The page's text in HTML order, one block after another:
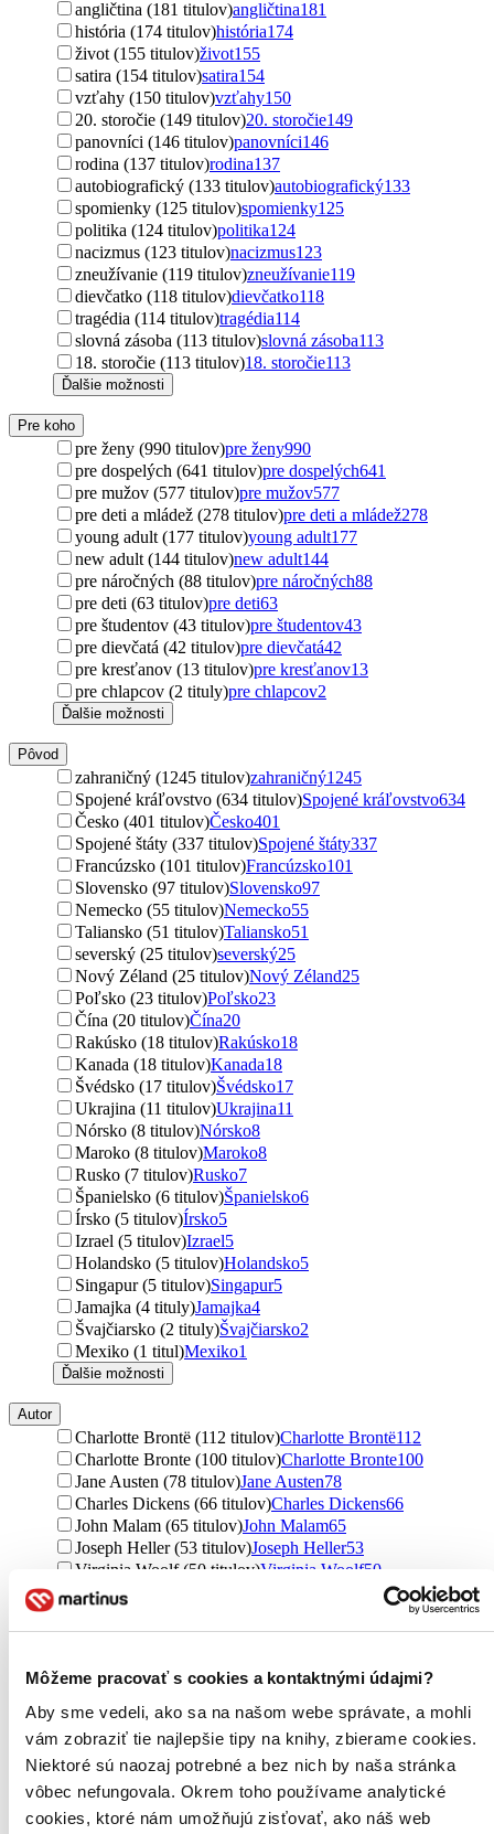
Môžeme pracovať s cookies a kontaktnými údajmi?
Aby sme vedeli, ako sa na našom webe správate, a mohli
vám zobraziť tie najlepšie tipy na knihy, zbierame cookies.
Niektoré sú naozaj potrebné a bez nich by naša stránka
vôbec nefungovala. Okrem toho používame analytické
cookies, ktoré nám umožňujú zisťovať, ako náš web
angličtina (181 titulov)angličtina181
história (174 titulov)história174
život (155 titulov)život155
satira (154 titulov)satira154
vzťahy (150 titulov)vzťahy150
20. storočie (149 titulov)20. storočie149
panovníci (146 titulov)panovníci146
rodina (137 titulov)rodina137
autobiografický (133 titulov)autobiografický133
spomienky (125 titulov)spomienky125
politika (124 titulov)politika124
nacizmus (123 titulov)nacizmus123
zneužívanie (119 titulov)zneužívanie119
dievčatko (118 titulov)dievčatko118
tragédia (114 titulov)tragédia114
slovná zásoba (113 titulov)slovná zásoba113
18. storočie (113 titulov)18. storočie113
Ďalšie možnosti
Pre koho
pre ženy (990 titulov)pre ženy990
pre dospelých (641 titulov)pre dospelých641
pre mužov (577 titulov)pre mužov577
pre deti a mládež (278 titulov)pre deti a mládež278
young adult (177 titulov)young adult177
new adult (144 titulov)new adult144
pre náročných (88 titulov)pre náročných88
pre deti (63 titulov)pre deti63
pre študentov (43 titulov)pre študentov43
pre dievčatá (42 titulov)pre dievčatá42
pre kresťanov (13 titulov)pre kresťanov13
pre chlapcov (2 tituly)pre chlapcov2
Ďalšie možnosti
Pôvod
zahraničný (1245 titulov)zahraničný1245
Spojené kráľovstvo (634 titulov)Spojené kráľovstvo634
Česko (401 titulov)Česko401
Spojené štáty (337 titulov)Spojené štáty337
Francúzsko (101 titulov)Francúzsko101
Slovensko (97 titulov)Slovensko97
Nemecko (55 titulov)Nemecko55
Taliansko (51 titulov)Taliansko51
severský (25 titulov)severský25
Nový Zéland (25 titulov)Nový Zéland25
Poľsko (23 titulov)Poľsko23
Čína (20 titulov)Čína20
Rakúsko (18 titulov)Rakúsko18
Kanada (18 titulov)Kanada18
Švédsko (17 titulov)Švédsko17
Ukrajina (11 titulov)Ukrajina11
Nórsko (8 titulov)Nórsko8
Maroko (8 titulov)Maroko8
Rusko (7 titulov)Rusko7
Španielsko (6 titulov)Španielsko6
Írsko (5 titulov)Írsko5
Izrael (5 titulov)Izrael5
Holandsko (5 titulov)Holandsko5
Singapur (5 titulov)Singapur5
Jamajka (4 tituly)Jamajka4
Švajčiarsko (2 tituly)Švajčiarsko2
Mexiko (1 titul)Mexiko1
Ďalšie možnosti
Autor
Charlotte Brontë (112 titulov)Charlotte Brontë112
Charlotte Bronte (100 titulov)Charlotte Bronte100
Jane Austen (78 titulov)Jane Austen78
Charles Dickens (66 titulov)Charles Dickens66
John Malam (65 titulov)John Malam65
Joseph Heller (53 titulov)Joseph Heller53
Virginia Woolf (50 titulov)Virginia Woolf50
William Shakespeare (49 titulov)
William Shakespeare49
Alois Jirásek (45 titulov)Alois Jirásek45
Hana Whitton (42 titulov)Hana Whitton42
Betty MacDonald (37 titulov)
Betty MacDonald
Agatha Christie (35 titulov) Agatha Christie35
Alison Weir (33 titulov)Alison Weir33
Romain Rolland (32 titulov)Romain Rolland32
Betty MacDonaldová (29 titulov)Betty MacDonaldová
Guy de Maupassant (26 titulov)Guy de Maupassant